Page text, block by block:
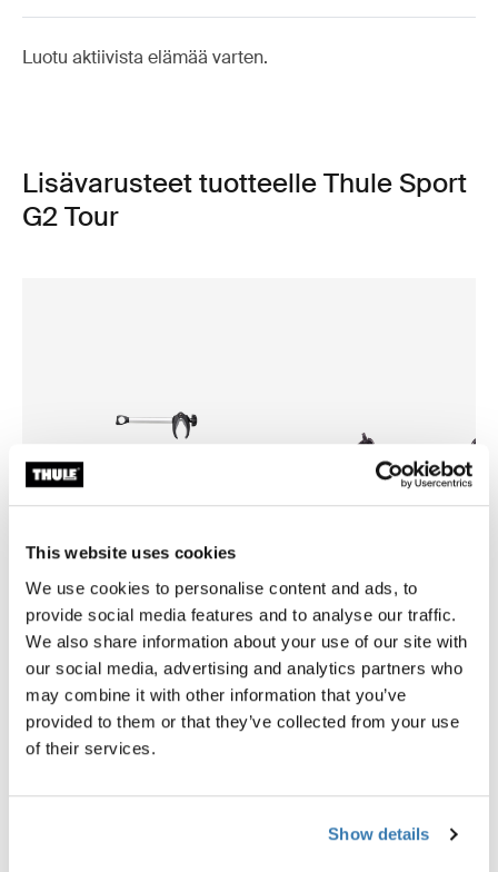
This website uses cookies
We use cookies to personalise content and ads, to
provide social media features and to analyse our traffic.
We also share information about your use of our site with
our social media, advertising and analytics partners who
may combine it with other information that you’ve
provided to them or that they’ve collected from your use
of their services.
Show details
Luotu aktiivista elämää varten.
Lisävarusteet tuotteelle Thule Sport
G2 Tour
Thule Sport G2 3rd rail kit
pyörätelineen jatkokiskosarja 3. pyörä
anodisoitu harmaa
Thule e-bike rail for Sport G2
pyörätelineen e-pyörän
anodisoitu harmaa